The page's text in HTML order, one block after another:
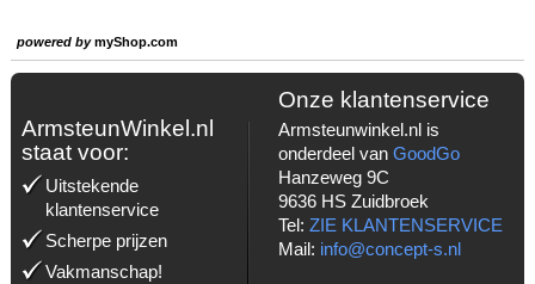
powered bymyShop.com
ArmsteunWinkel.nl
staat voor:
Uitstekende
klantenservice
Scherpe prijzen
Vakmanschap!
Onze klantenservice
Armsteunwinkel.nl is
onderdeel van GoodGo
Hanzeweg 9C
9636 HS Zuidbroek
Tel: ZIE KLANTENSERVICE
Mail: info@concept-s.nl